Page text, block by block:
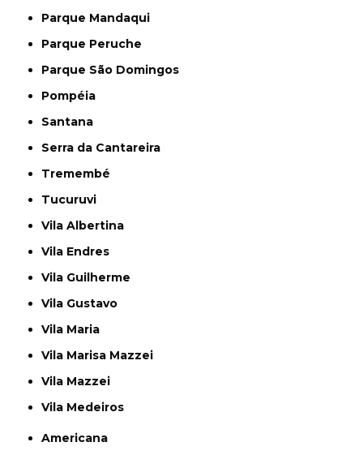
Parque Mandaqui
Parque Peruche
Parque São Domingos
Pompéia
Santana
Serra da Cantareira
Tremembé
Tucuruvi
Vila Albertina
Vila Endres
Vila Guilherme
Vila Gustavo
Vila Maria
Vila Marisa Mazzei
Vila Mazzei
Vila Medeiros
Americana